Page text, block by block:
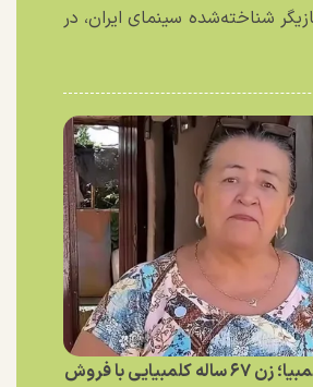
شناخته‌شده سینمای ایران، در
ملکه شایعه کلمبیا؛ زن ۶۷ ساله کلمبیایی با فروش